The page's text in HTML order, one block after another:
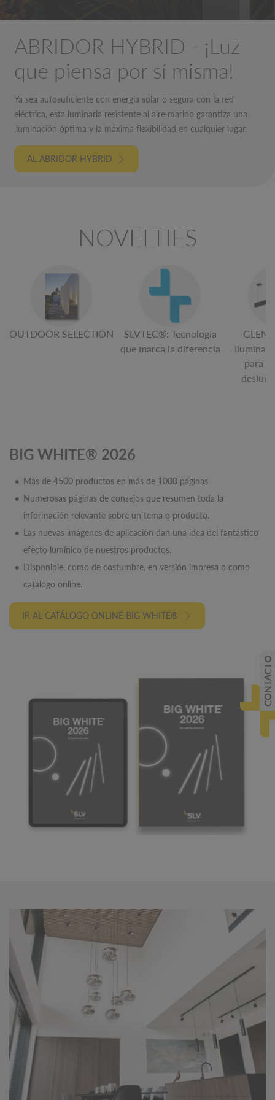
ABRIDOR HYBRID - ¡Luz
que piensa por sí misma!
Ya sea autosuficiente con energía solar o segura con la red
eléctrica, esta luminaria resistente al aire marino garantiza una
iluminación óptima y la máxima flexibilidad en cualquier lugar.
AL ABRIDOR HYBRID
NOVELTIES
OUTDOOR SELECTION
SLVTEC®: Tecnología
que marca la diferencia
para
BIG WHITE® 2026
Más de 4500 productos en más de 1000 páginas
Numerosas páginas de consejos que resumen toda la
información relevante sobre un tema o producto.
Las nuevas imágenes de aplicación dan una idea del fantástico
efecto lumínico de nuestros productos.
Disponible, como de costumbre, en versión impresa o como
catálogo online.
IR AL CATÁLOGO ONLINE BIG WHITE®
CONTACTO